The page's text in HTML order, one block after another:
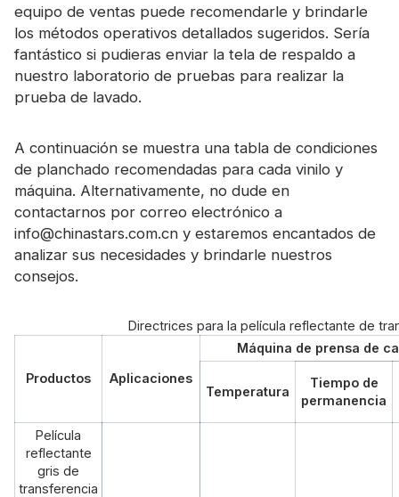
equipo de ventas puede recomendarle y brindarle
los métodos operativos detallados sugeridos. Sería
fantástico si pudieras enviar la tela de respaldo a
nuestro laboratorio de pruebas para realizar la
prueba de lavado.
A continuación se muestra una tabla de condiciones
de planchado recomendadas para cada vinilo y
máquina. Alternativamente, no dude en
contactarnos por correo electrónico a
info@chinastars.com.cn y estaremos encantados de
analizar sus necesidades y brindarle nuestros
consejos.
Directrices para la película reflectante de
Productos Aplicaciones
Máquina de prensa de
Temperatura
Tiempo de
permanencia
Película
reflectante
gris de
transferencia